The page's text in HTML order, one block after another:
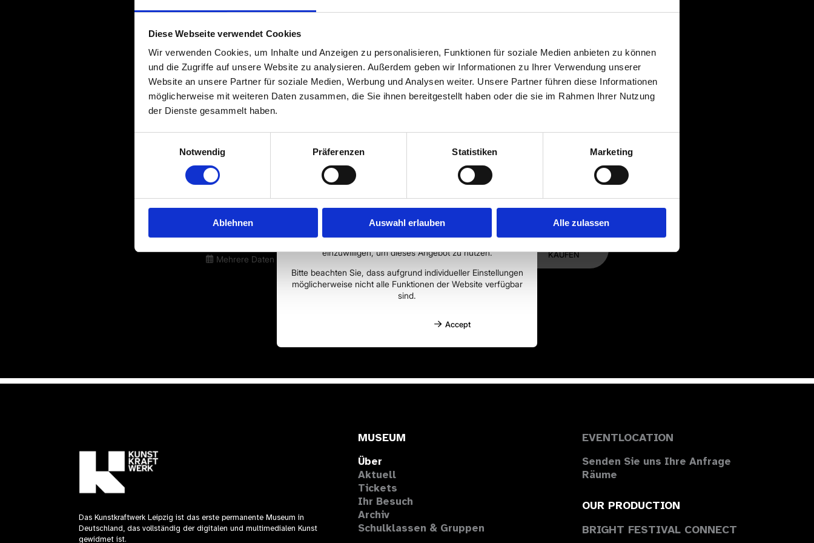
Diese Webseite verwendet Cookies
Wir verwenden Cookies, um Inhalte und Anzeigen zu personalisieren, Funktionen für soziale Medien anbieten zu können
und die Zugriffe auf unsere Website zu analysieren. Außerdem geben wir Informationen zu Ihrer Verwendung unserer
Website an unsere Partner für soziale Medien, Werbung und Analysen weiter. Unsere Partner führen diese Informationen
möglicherweise mit weiteren Daten zusammen, die Sie ihnen bereitgestellt haben oder die sie im Rahmen Ihrer Nutzung
der Dienste gesammelt haben.
Notwendig
Präferenzen Statistiken Marketing
Ablehnen Auswahl erlauben Alle zulassen
Weinschorle
€ 3,50
Sekt
Roséwein
€ 4,00
Das Kunstkraftwerk Leipzig ist das erste permanente Museum in
Deutschland, das vollständig der digitalen und multimedialen Kunst
gewidmet ist.
MUSEUM
Über
Aktuell
Tickets
Ihr Besuch
Archiv
Schulklassen & Gruppen
EVENTLOCATION
Senden Sie uns Ihre Anfrage
Räume
OUR PRODUCTION
BRIGHT FESTIVAL CONNECT